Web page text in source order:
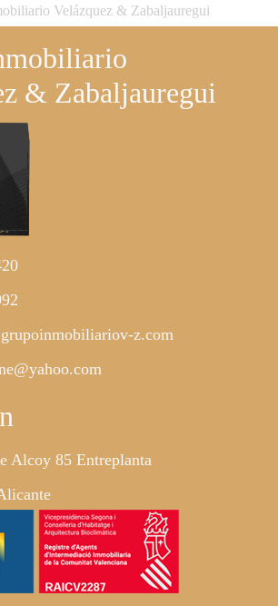
Velázquez & Zabaljauregui
& Zabaljauregui
z.com
Alcoy 85 Entreplanta